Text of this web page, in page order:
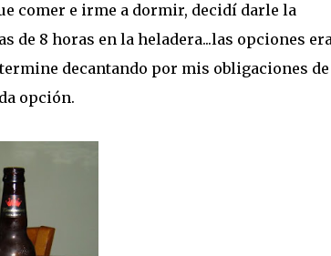
comer e irme a dormir, decidí darle la
de 8 horas en la heladera...las opciones
decantando por mis obligaciones de
opción.